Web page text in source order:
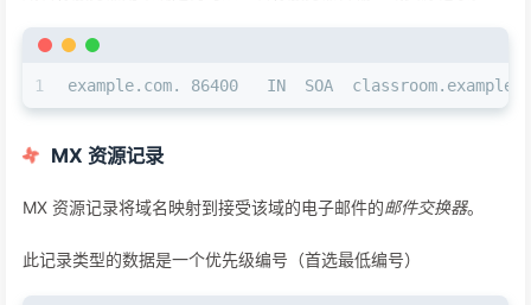
1 example.com. 86400   IN  SOA
MX 资源记录
MX 资源记录将域名映射到接受该域的电子邮件的邮件交换器。
此记录类型的数据是一个优先级编号（首选最低编号）